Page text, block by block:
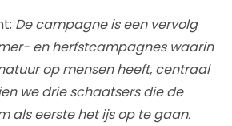
De campagne is een vervolg
en herfstcampagnes waarin
op mensen heeft, centraal
we drie schaatsers die de
als eerste het ijs op te gaan.